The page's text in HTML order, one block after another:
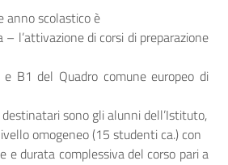
anno scolastico è
l’attivazione di corsi di preparazione
B1 del Quadro comune europeo di
destinatari sono gli alunni dell’Istituto,
omogeneo (15 studenti ca.) con
e durata complessiva del corso pari a